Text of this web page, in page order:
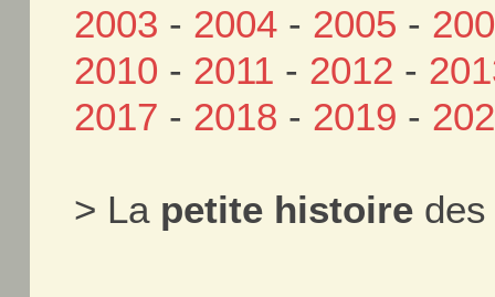
2003 - 2004 - 2005 -
2010 - 2011 - 2012 -
2017 - 2018 - 2019 -
> La petite histoire